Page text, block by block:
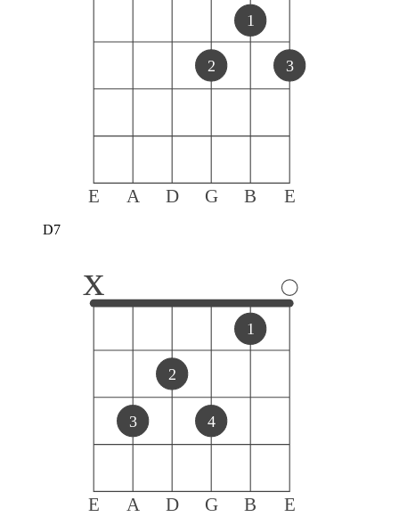
E A D G B E
2
1
3
D7
E A D G B E
x
3
2
4
1